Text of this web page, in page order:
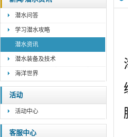
潜水问答
学习潜水攻略
潜水资讯
潜水装备及技术
海洋世界
活动
活动中心
客服中心